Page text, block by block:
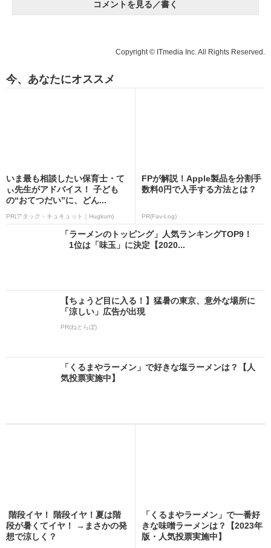
コメントを見る／書く
Copyright © ITmedia Inc. All Rights Reserved.
今、あなたにオススメ
いま最も相談したい保育士・て
ぃ先生がアドバイス！ 子ども
の“おてつだい”に、どん...
PR(アタック・キュキュット｜Hugkum)
FPが解説！Apple製品を分割手
数料0円で入手する方法とは？
PR(Fav-Log)
「ラーメンのトッピング」人気ランキングTOP9！
1位は「味玉」に決定【2020...
【ちょうど目に入る！】猛暑の東京、意外な場所に
「涼しい」広告が出現
PR(ねとらぼ)
「くるまやラーメン」で好きな塩ラーメンは？【人
気投票実施中】
階段イヤ！ 階段イヤ！夏は階
段が暑くてイヤ！ →まさかの発
想で涼しく？
「くるまやラーメン」で一番好
きな味噌ラーメンは？【2023年
版・人気投票実施中】